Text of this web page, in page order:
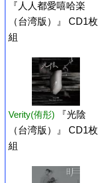
『人人都愛嘻哈楽
（台湾版）』 CD1枚
組
Verity(侑彤)
『光陰
（台湾版）』 CD1枚
組